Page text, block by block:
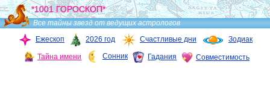
*1001 ГОРОСКОП*
Все тайны звезд от ведущих астрологов
Ежескоп
2026 год Счастливые дни Зодиак
Тайна имени Сонник Гадания Совместимость